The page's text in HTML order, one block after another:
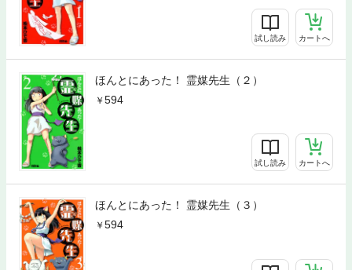
試し読み カートへ
ほんとにあった！ 霊媒先生（２）
594
試し読み カートへ
ほんとにあった！ 霊媒先生（３）
594